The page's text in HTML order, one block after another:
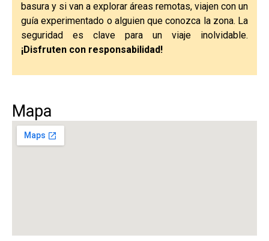
basura y si van a explorar áreas remotas, viajen con un
guía experimentado o alguien que conozca la zona. La
seguridad es clave para un viaje inolvidable.
¡Disfruten con responsabilidad!
Mapa